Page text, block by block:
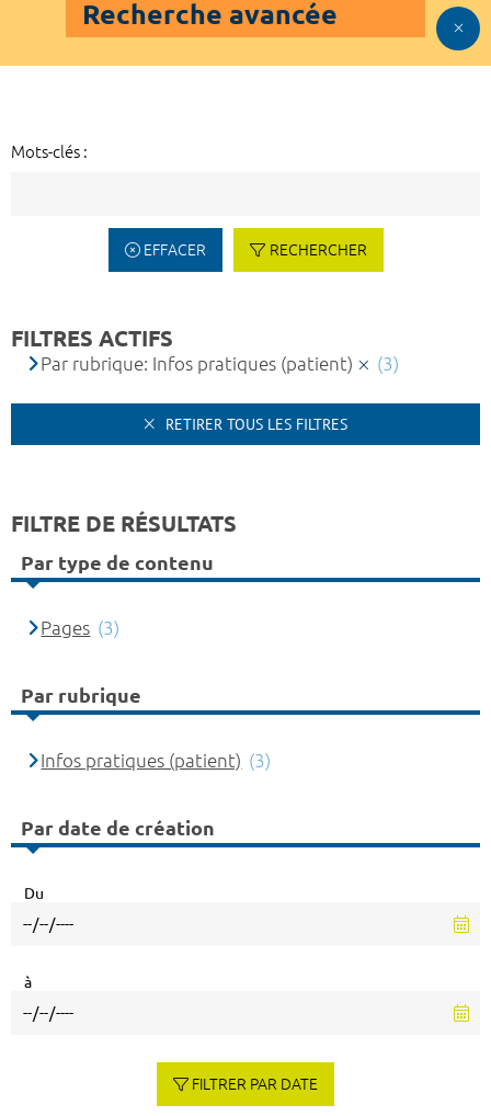
Recherche avancée
Mots-clés :
EFFACER RECHERCHER
FILTRES ACTIFS
Par rubrique: Infos pratiques (patient) (3)
RETIRER TOUS LES FILTRES
FILTRE DE RÉSULTATS
Par type de contenu
Pages (3)
Par rubrique
Infos pratiques (patient) (3)
Par date de création
Du
à
FILTRER PAR DATE